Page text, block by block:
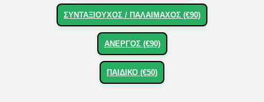
ΣΥΝΤΑΞΙΟΥΧΟΣ / ΠΑΛΑΙΜΑΧΟΣ (€90)
ΑΝΕΡΓΟΣ (€90)
ΠΑΙΔΙΚΟ (€50)